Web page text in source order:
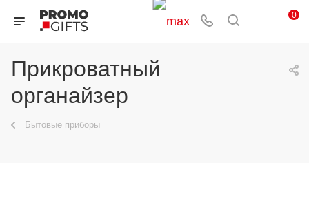
0
Прикроватный
органайзер
Бытовые приборы